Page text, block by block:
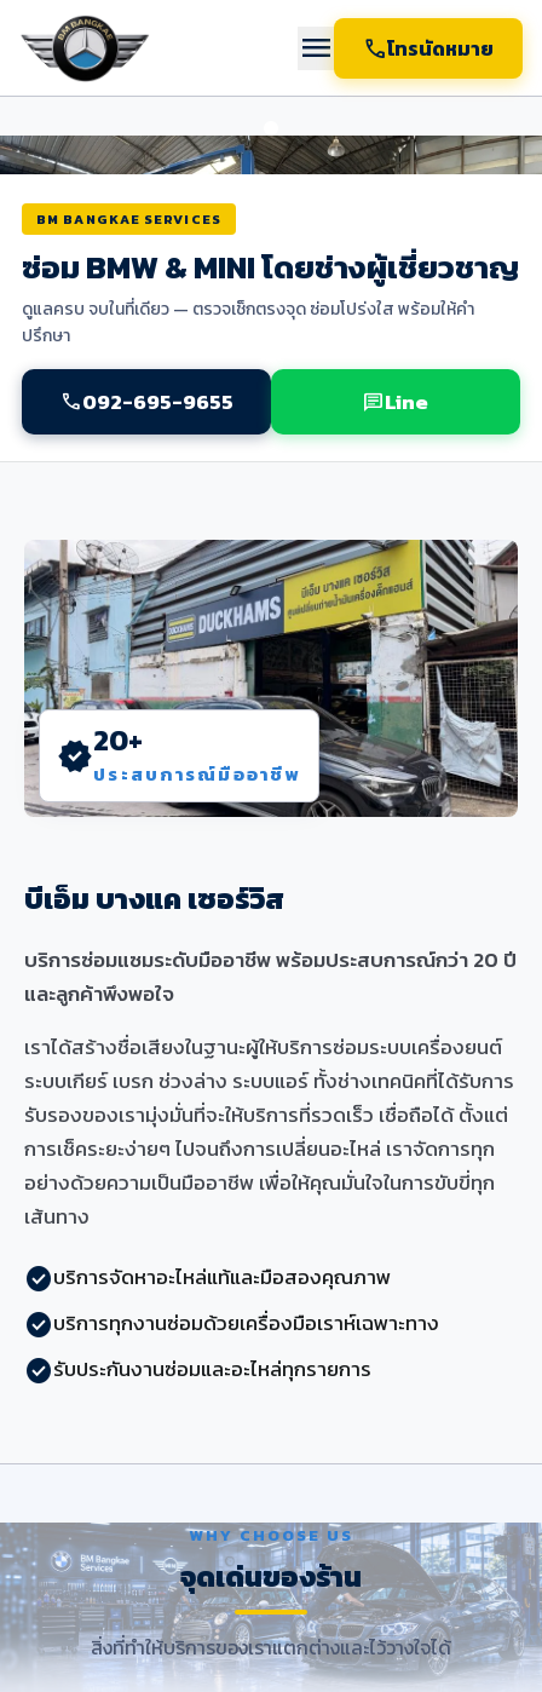
menu callโทรนัดหมาย
BM BANGKAE SERVICES
ซ่อม BMW & MINI โดยช่างผู้เชี่ยวชาญ
ดูแลครบ จบในที่เดียว — ตรวจเช็กตรงจุด ซ่อมโปร่งใส พร้อมให้คำ
ปรึกษา
call092-695-9655 chatLine
verified20+
ประสบการณ์มืออาชีพ
บีเอ็ม บางแค เซอร์วิส
บริการซ่อมแซมระดับมืออาชีพ พร้อมประสบการณ์กว่า 20 ปี
และลูกค้าพึงพอใจ
เราได้สร้างชื่อเสียงในฐานะผู้ให้บริการซ่อมระบบเครื่องยนต์
ระบบเกียร์ เบรก ช่วงล่าง ระบบแอร์ ทั้งช่างเทคนิคที่ได้รับการ
รับรองของเรามุ่งมั่นที่จะให้บริการที่รวดเร็ว เชื่อถือได้ ตั้งแต่
การเช็คระยะง่ายๆ ไปจนถึงการเปลี่ยนอะไหล่ เราจัดการทุก
อย่างด้วยความเป็นมืออาชีพ เพื่อให้คุณมั่นใจในการขับขี่ทุก
เส้นทาง
check_circleบริการจัดหาอะไหล่แท้และมือสองคุณภาพ
check_circleบริการทุกงานซ่อมด้วยเครื่องมือเราห์เฉพาะทาง
check_circleรับประกันงานซ่อมและอะไหล่ทุกรายการ
WHY CHOOSE US
จุดเด่นของร้าน
สิ่งที่ทำให้บริการของเราแตกต่างและไว้วางใจได้